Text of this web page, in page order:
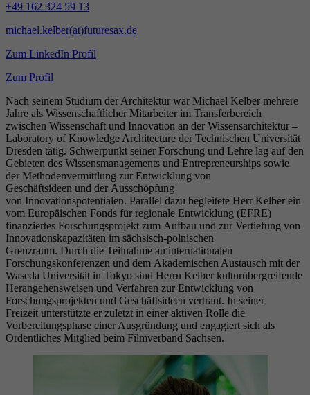
+49 162 324 59 13
michael.kelber(at)futuresax.de
Zum LinkedIn Profil
Zum Profil
Nach seinem Studium der Architektur war Michael Kelber mehrere
Jahre als Wissenschaftlicher Mitarbeiter im Transferbereich
zwischen Wissenschaft und Innovation an der Wissensarchitektur –
Laboratory of Knowledge Architecture der Technischen Universität
Dresden tätig. Schwerpunkt seiner Forschung und Lehre lag auf den
Gebieten des Wissensmanagements und Entrepreneurships sowie
der Methodenvermittlung zur Entwicklung von
Geschäftsideen und der Ausschöpfung
von Innovationspotentialen. Parallel dazu begleitete Herr Kelber ein
vom Europäischen Fonds für regionale Entwicklung (EFRE)
finanziertes Forschungsprojekt zum Aufbau und zur Vertiefung von
Innovationskapazitäten im sächsisch-polnischen
Grenzraum. Durch die Teilnahme an internationalen
Forschungskonferenzen und dem Akademischen Austausch mit der
Waseda Universität in Tokyo sind Herrn Kelber kulturübergreifende
Herangehensweisen und Verfahren zur Entwicklung von
Forschungsprojekten und Geschäftsideen vertraut. In seiner
Freizeit unterstützte er zuletzt in einer aktiven Rolle die
Vorbereitungsphase einer Ausgründung und engagiert sich als
Ordentliches Mitglied beim Filmverband Sachsen.